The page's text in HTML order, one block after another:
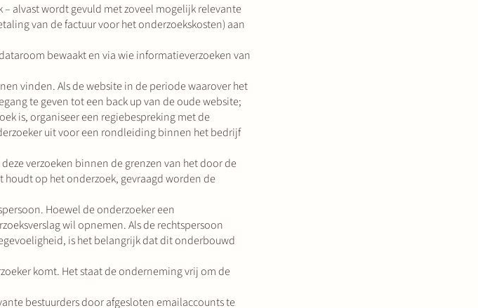
alvast wordt gevuld met zoveel mogelijk relevante
van de factuur voor het onderzoekskosten) aan
bewaakt en via wie informatieverzoeken van
vinden. Als de website in de periode waarover het
te geven tot een back up van de oude website;
is, organiseer een regiebespreking met de
uit voor een rondleiding binnen het bedrijf
verzoeken binnen de grenzen van het door de
houdt op het onderzoek, gevraagd worden de
Hoewel de onderzoeker een
wil opnemen. Als de rechtspersoon
is het belangrijk dat dit onderbouwd
komt. Het staat de onderneming vrij om de
bestuurders door afgesloten emailaccounts te